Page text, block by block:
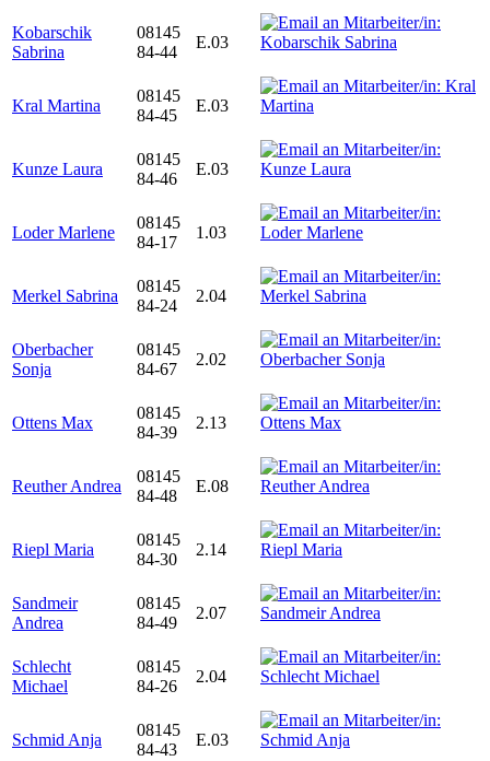
Kobarschik
Sabrina
08145
84-44
E.03
Kral Martina
08145
84-45
E.03
Kunze Laura
08145
84-46
E.03
Loder Marlene
08145
84-17
1.03
Merkel Sabrina
08145
84-24
2.04
Oberbacher
Sonja
08145
84-67
2.02
Ottens Max
08145
84-39
2.13
Reuther Andrea
08145
84-48
E.08
Riepl Maria
08145
84-30
2.14
Sandmeir
Andrea
08145
84-49
2.07
Schlecht
Michael
08145
84-26
2.04
Schmid Anja
08145
84-43
E.03